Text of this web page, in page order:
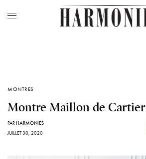
MONTRES
Montre Maillon de Cartier
PARHARMONIES
JUILLET 30, 2020